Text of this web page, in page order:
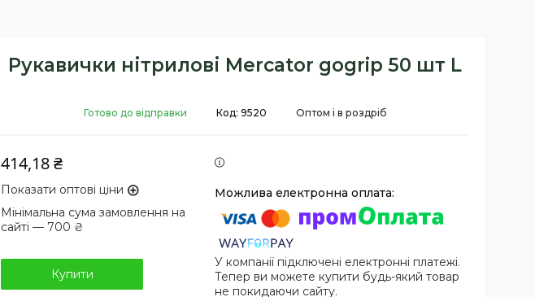
Рукавички нітрилові Mercator gogrip 50 шт L
Готово до відправки Оптом і в роздріб
Код: 9520
414,18 ₴
Показати оптові ціни
Мінімальна сума замовлення на
сайті — 700 ₴
Купити
У компанії підключені електронні платежі.
Тепер ви можете купити будь-який товар
не покидаючи сайту.